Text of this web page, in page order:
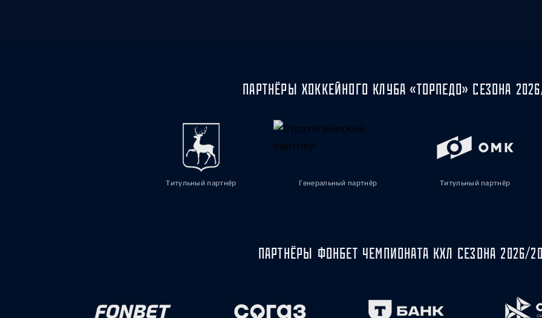
ПАРТНЁРЫ ХОККЕЙНОГО КЛУБА «ТОРПЕДО» СЕЗОНА
Титульный партнёр Генеральный партнёр Титульный партнёр
ПАРТНЁРЫ ФОНБЕТ ЧЕМПИОНАТА КХЛ СЕЗОНА 2026/